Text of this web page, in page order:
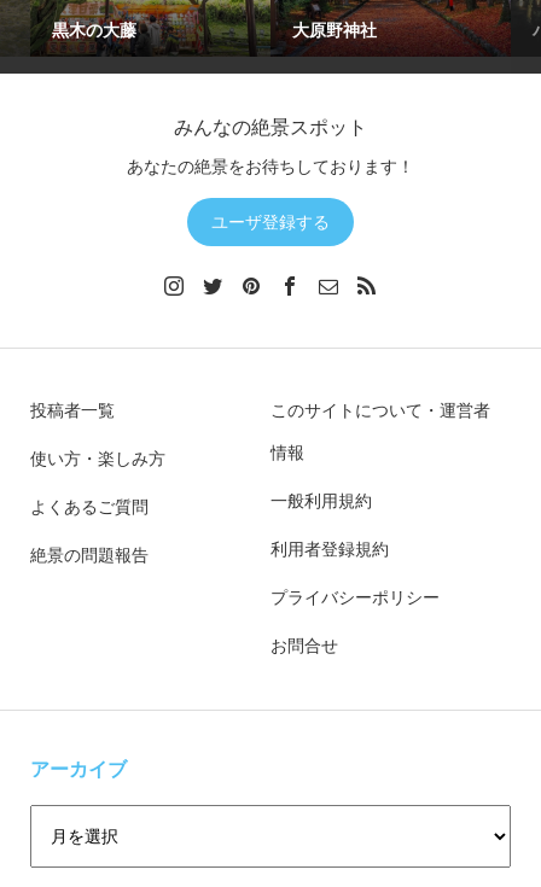
黒木の大藤 大原野神社
みんなの絶景スポット
あなたの絶景をお待ちしております！
ユーザ登録する
投稿者一覧
使い方・楽しみ方
よくあるご質問
絶景の問題報告
このサイトについて・運営者
情報
一般利用規約
利用者登録規約
プライバシーポリシー
お問合せ
アーカイブ